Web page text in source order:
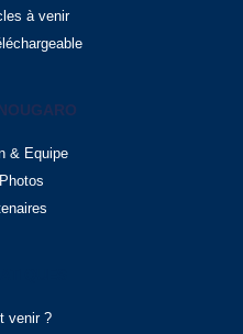
à venir
& Equipe
venir ?